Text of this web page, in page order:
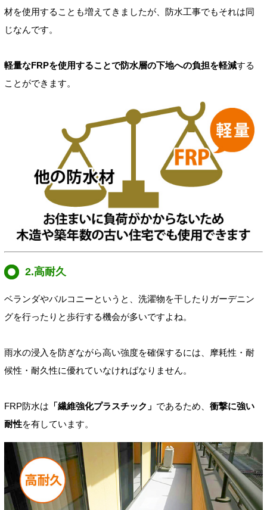
材を使用することも増えてきましたが、防水工事でもそれは同
じなんです。
軽量なFRPを使用することで防水層の下地への負担を軽減する
ことができます。
2.高耐久
ベランダやバルコニーというと、洗濯物を干したりガーデニン
グを行ったりと歩行する機会が多いですよね。
雨水の浸入を防ぎながら高い強度を確保するには、摩耗性・耐
候性・耐久性に優れていなければなりません。
FRP防水は 「繊維強化プラスチック」 であるため、 衝撃に強い
耐性を有しています。